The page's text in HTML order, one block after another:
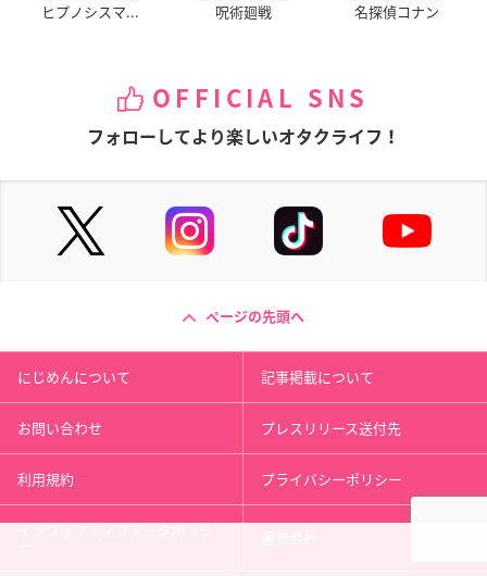
ヒプノシスマ... 呪術廻戦 名探偵コナン
OFFICIAL SNS
フォローしてより楽しいオタクライフ！
ページの先頭へ
にじめんについて 記事掲載について
お問い合わせ プレスリリース送付先
利用規約 プライバシーポリシー
インフォマティブデータポリシ